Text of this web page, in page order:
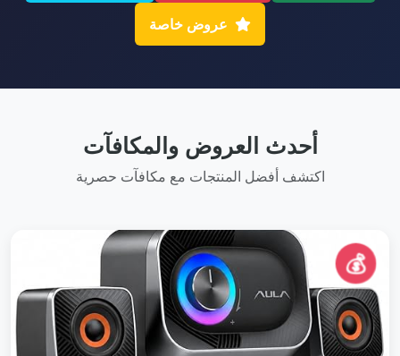
عروض خاصة
أحدث العروض والمكافآت
اكتشف أفضل المنتجات مع مكافآت حصرية
💰